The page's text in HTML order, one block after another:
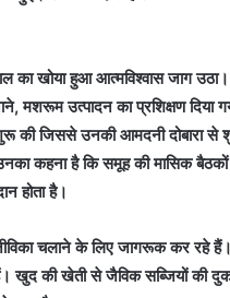
का खोया हुआ आत्मविश्वास जाग
मशरूम उत्पादन का प्रशिक्षण दिया
की जिससे उनकी आमदनी दोबारा
कहना है कि समूह की मासिक
होता है।
चलाने के लिए जागरूक कर रहे हैं।
खुद की खेती से जैविक सब्जियों की